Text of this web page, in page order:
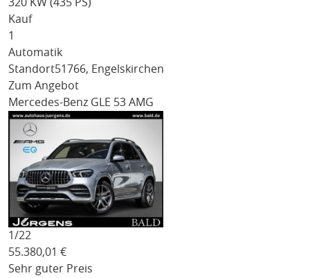
Kauf
1
Automatik
Standort51766, Engelskirchen
Zum Angebot
Mercedes-Benz GLE 53 AMG
1/22
55.380,01 €
Sehr guter Preis